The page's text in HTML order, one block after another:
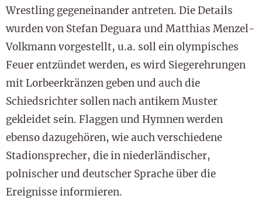
Wrestling gegeneinander antreten. Die Details
wurden von Stefan Deguara und Matthias Menzel-
Volkmann vorgestellt, u.a. soll ein olympisches
Feuer entzündet werden, es wird Siegerehrungen
mit Lorbeerkränzen geben und auch die
Schiedsrichter sollen nach antikem Muster
gekleidet sein. Flaggen und Hymnen werden
ebenso dazugehören, wie auch verschiedene
Stadionsprecher, die in niederländischer,
polnischer und deutscher Sprache über die
Ereignisse informieren.